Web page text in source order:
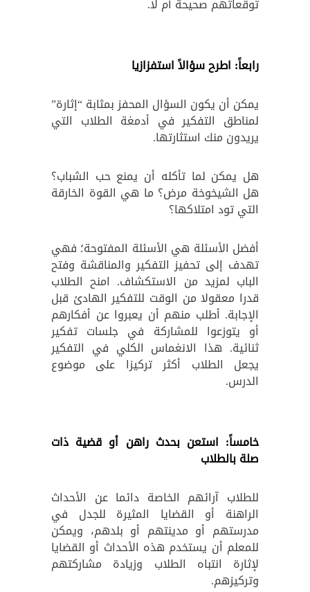
توقعاتهم صحيحة أم لا.
رابعاً: اطرح سؤالاً استفزازيا
يمكن أن يكون السؤال المحفز بمثابة “إثارة”
لمناطق التفكير في أدمغة الطلاب التي
يريدون منك استثارتها.
هل يمكن لما تأكله أن يمنع حب الشباب؟
هل الشيخوخة مرض؟ ما هي القوة الخارقة
التي تود امتلاكها؟
أفضل الأسئلة هي الأسئلة المفتوحة؛ فهي
تهدف إلى تحفيز التفكير والمناقشة وفتح
الباب لمزيد من الاستكشاف. امنح الطلاب
قدرا معقولا من الوقت للتفكير الهادئ قبل
الإجابة. أطلب منهم أن يعبروا عن أفكارهم
أو يتوزعوا للمشاركة في جلسات تفكير
ثنائية. هذا الانغماس الكلي في التفكير
يجعل الطلاب أكثر تركيزا على موضوع
الدرس.
خامساً: استعن بحدث راهن أو قضية ذات
صلة بالطلاب
للطلاب آرائهم الخاصة دائما عن الأحداث
الراهنة أو القضايا المثيرة للجدل في
مدرستهم أو مدينتهم أو بلدهم، ويمكن
للمعلم أن يستخدم هذه الأحداث أو القضايا
لإثارة انتباه الطلاب وزيادة مشاركتهم
وتركيزهم.